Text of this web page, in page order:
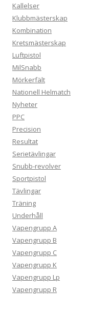
Kallelser
Klubbmästerskap
Kombination
Kretsmästerskap
Luftpistol
MilSnabb
Mörkerfält
Nationell Helmatch
Nyheter
PPC
Precision
Resultat
Serietävlingar
Snubb-revolver
Sportpistol
Tävlingar
Träning
Underhåll
Vapengrupp A
Vapengrupp B
Vapengrupp C
Vapengrupp K
Vapengrupp Lp
Vapengrupp R